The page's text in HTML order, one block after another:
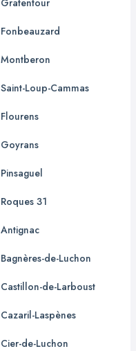
Fonbeauzard
Montberon
Saint-Loup-Cammas
Flourens
Goyrans
Pinsaguel
Roques 31
Antignac
Bagnères-de-Luchon
Castillon-de-Larboust
Cazaril-Laspènes
Cier-de-Luchon